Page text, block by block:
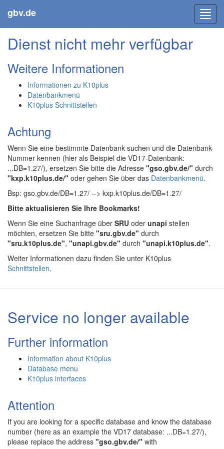
gbv.de
Dienst nicht mehr verfügbar
Weitere Informationen
Informationen zu K10plus
Datenbankmenü
K10plus Schnittstellen
Achtung
Wenn Sie eine bestimmte Datenbank suchen und die Datenbank-
Nummer kennen (hier als Beispiel die VD17-Datenbank:
...DB=1.27/), ersetzen Sie bitte die Adresse "gso.gbv.de/" durch
"kxp.k10plus.de/" oder gehen Sie über das Datenbankmenü.
Bsp: gso.gbv.de/DB=1.27/ --> kxp.k10plus.de/DB=1.27/
Bitte aktualisieren Sie Ihre Bookmarks!
Wenn Sie eine Suchanfrage über SRU oder unapi stellen
möchten, ersetzen Sie bitte "sru.gbv.de" durch
"sru.k10plus.de", "unapi.gbv.de" durch "unapi.k10plus.de".
Weiter Informationen dazu finden Sie unter K10plus
Schnittstellen.
Service no longer available
Further information
Information about K10plus
Database menu
K10plus interfaces
Attention
If you are looking for a specific database and know the database
number (here as an example the VD17 database: ...DB=1.27/),
please replace the address "gso.gbv.de/" with